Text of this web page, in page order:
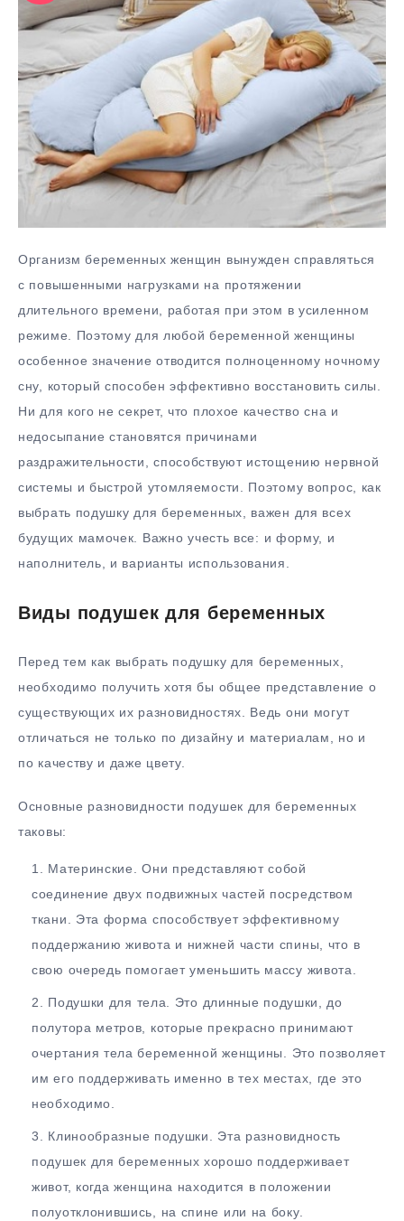
Организм беременных женщин вынужден справляться
с повышенными нагрузками на протяжении
длительного времени, работая при этом в усиленном
режиме. Поэтому для любой беременной женщины
особенное значение отводится полноценному ночному
сну, который способен эффективно восстановить силы.
Ни для кого не секрет, что плохое качество сна и
недосыпание становятся причинами
раздражительности, способствуют истощению нервной
системы и быстрой утомляемости. Поэтому вопрос, как
выбрать подушку для беременных, важен для всех
будущих мамочек. Важно учесть все: и форму, и
наполнитель, и варианты использования.
Виды подушек для беременных
Перед тем как выбрать подушку для беременных,
необходимо получить хотя бы общее представление о
существующих их разновидностях. Ведь они могут
отличаться не только по дизайну и материалам, но и
по качеству и даже цвету.
Основные разновидности подушек для беременных
таковы:
Материнские. Они представляют собой
соединение двух подвижных частей посредством
ткани. Эта форма способствует эффективному
поддержанию живота и нижней части спины, что в
свою очередь помогает уменьшить массу живота.
Подушки для тела. Это длинные подушки, до
полутора метров, которые прекрасно принимают
очертания тела беременной женщины. Это позволяет
им его поддерживать именно в тех местах, где это
необходимо.
Клинообразные подушки. Эта разновидность
подушек для беременных хорошо поддерживает
живот, когда женщина находится в положении
полуотклонившись, на спине или на боку.